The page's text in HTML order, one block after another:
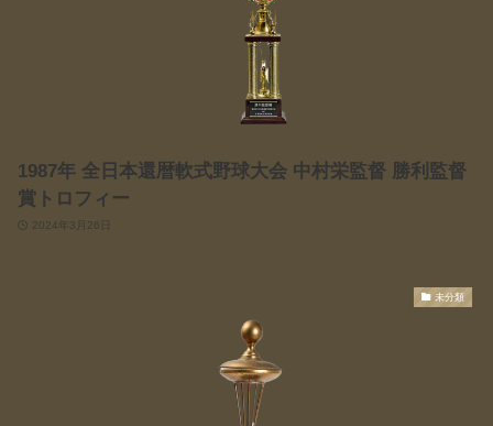
1987年 全日本還暦軟式野球大会 中村栄監督 勝利監督
賞トロフィー
2024年3月26日
未分類